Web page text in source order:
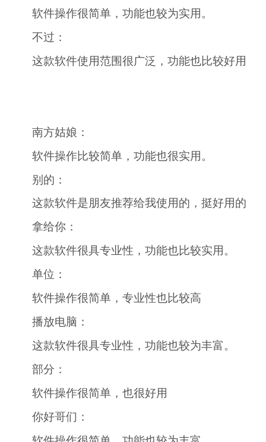
软件操作很简单，功能也较为实用。
不过：
这款软件使用范围很广泛，功能也比较好用
南方姑娘：
软件操作比较简单，功能也很实用。
别的：
这款软件是朋友推荐给我使用的，挺好用的
拿给你：
这款软件很具专业性，功能也比较实用。
单位：
软件操作很简单，专业性也比较高
播放电脑：
这款软件很具专业性，功能也较为丰富。
部分：
软件操作很简单，也很好用
你好哥们：